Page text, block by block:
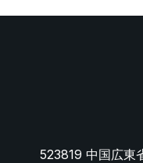
523819 中国広東